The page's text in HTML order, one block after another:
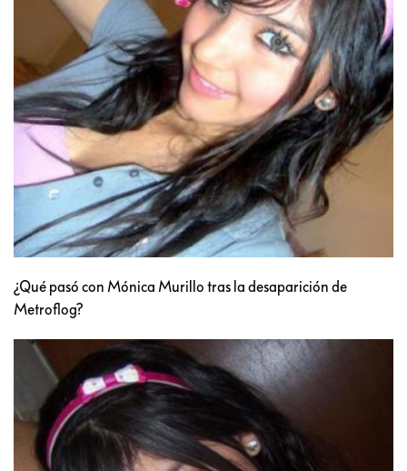
¿Qué pasó con Mónica Murillo tras la desaparición de
Metroflog?